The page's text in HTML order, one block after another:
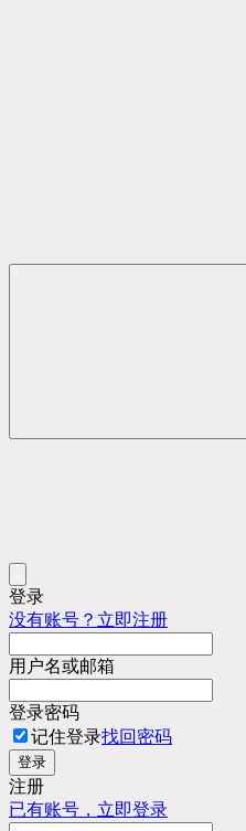
登录
没有账号？立即注册
用户名或邮箱
登录密码
记住登录找回密码
登录
注册
已有账号，立即登录